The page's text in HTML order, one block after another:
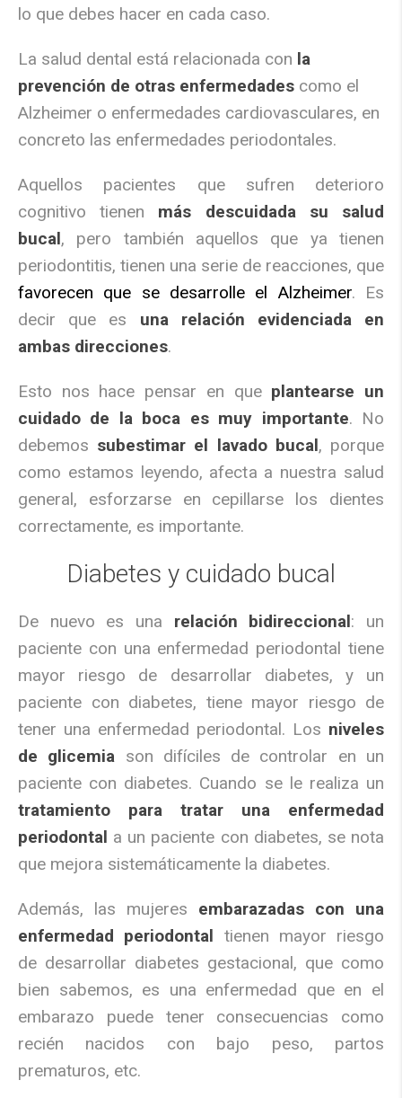
lo que debes hacer en cada caso.
La salud dental está relacionada con la
prevención de otras enfermedades como el
Alzheimer o enfermedades cardiovasculares, en
concreto las enfermedades periodontales.
Aquellos pacientes que sufren deterioro
cognitivo tienen más descuidada su salud
bucal, pero también aquellos que ya tienen
periodontitis, tienen una serie de reacciones, que
favorecen que se desarrolle el Alzheimer. Es
decir que es una relación evidenciada en
ambas direcciones.
Esto nos hace pensar en que plantearse un
cuidado de la boca es muy importante. No
debemos subestimar el lavado bucal, porque
como estamos leyendo, afecta a nuestra salud
general, esforzarse en cepillarse los dientes
correctamente, es importante.
Diabetes y cuidado bucal
De nuevo es una relación bidireccional: un
paciente con una enfermedad periodontal tiene
mayor riesgo de desarrollar diabetes, y un
paciente con diabetes, tiene mayor riesgo de
tener una enfermedad periodontal. Los niveles
de glicemia son difíciles de controlar en un
paciente con diabetes. Cuando se le realiza un
tratamiento para tratar una enfermedad
periodontal a un paciente con diabetes, se nota
que mejora sistemáticamente la diabetes.
Además, las mujeres embarazadas con una
enfermedad periodontal tienen mayor riesgo
de desarrollar diabetes gestacional, que como
bien sabemos, es una enfermedad que en el
embarazo puede tener consecuencias como
recién nacidos con bajo peso, partos
prematuros, etc.